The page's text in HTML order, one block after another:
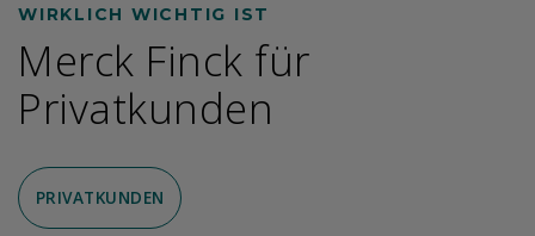
WIRKLICH WICHTIG IST
Merck Finck für
Privatkunden
PRIVATKUNDEN